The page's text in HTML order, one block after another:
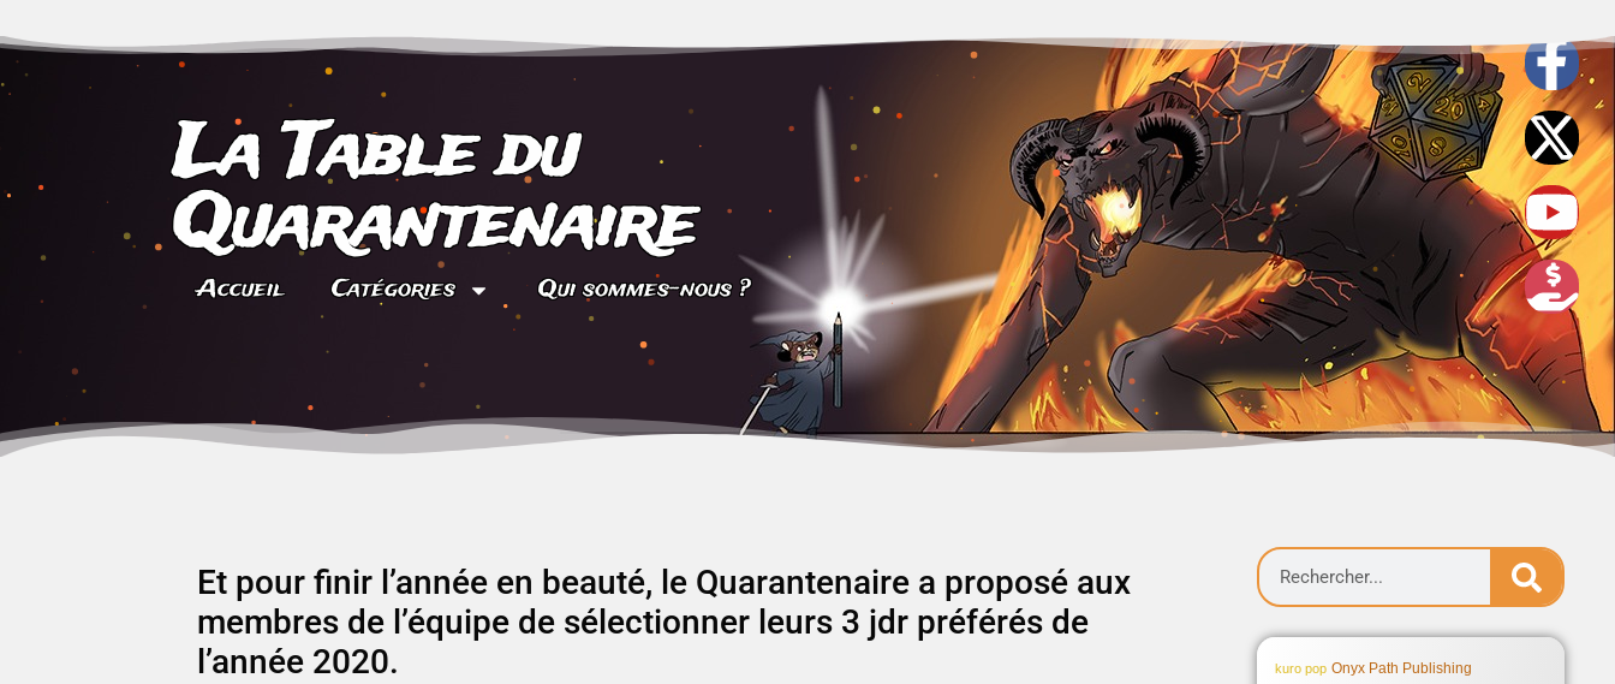
La Table du
Quarantenaire
Accueil Catégories Qui sommes-nous ?
Et pour finir l’année en beauté, le Quarantenaire a proposé aux
membres de l’équipe de sélectionner leurs 3 jdr préférés de
l’année 2020.
kuro pop Onyx Path Publishing